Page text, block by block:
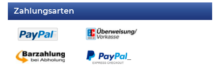
Zahlungsarten